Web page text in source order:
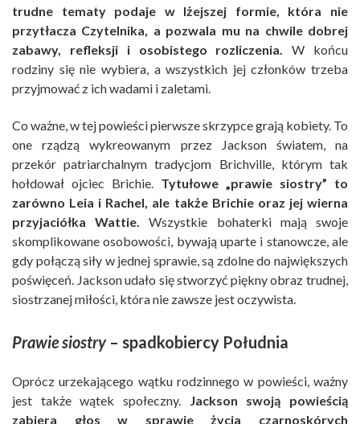
trudne tematy podaje w lżejszej formie, która nie
przytłacza Czytelnika, a pozwala mu na chwile dobrej
zabawy, refleksji i osobistego rozliczenia. W końcu
rodziny się nie wybiera, a wszystkich jej członków trzeba
przyjmować z ich wadami i zaletami.
Co ważne, w tej powieści pierwsze skrzypce grają kobiety. To
one rządzą wykreowanym przez Jackson światem, na
przekór patriarchalnym tradycjom Brichville, którym tak
hołdował ojciec Brichie. Tytułowe „prawie siostry” to
zarówno Leia i Rachel, ale także Brichie oraz jej wierna
przyjaciółka Wattie. Wszystkie bohaterki mają swoje
skomplikowane osobowości, bywają uparte i stanowcze, ale
gdy połączą siły w jednej sprawie, są zdolne do największych
poświęceń. Jackson udało się stworzyć piękny obraz trudnej,
siostrzanej miłości, która nie zawsze jest oczywista.
Prawie siostry– spadkobiercy Południa
Oprócz urzekającego wątku rodzinnego w powieści, ważny
jest także wątek społeczny. Jackson swoją powieścią
zabiera głos w sprawie życia czarnoskórych